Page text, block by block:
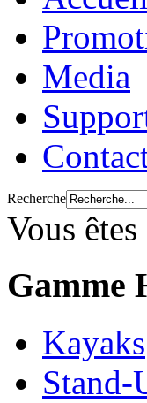
Media
Recherche
Vous
Gamme
Kayaks
Stand-